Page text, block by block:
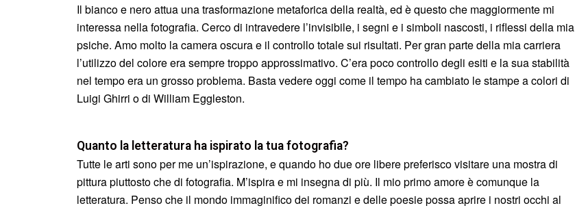
Il bianco e nero attua una trasformazione metaforica della realtà, ed è questo che maggiormente mi
interessa nella fotografia. Cerco di intravedere l’invisibile, i segni e i simboli nascosti, i riflessi della mia
psiche. Amo molto la camera oscura e il controllo totale sui risultati. Per gran parte della mia carriera
l’utilizzo del colore era sempre troppo approssimativo. C’era poco controllo degli esiti e la sua stabilità
nel tempo era un grosso problema. Basta vedere oggi come il tempo ha cambiato le stampe a colori di
Luigi Ghirri o di William Eggleston.
Quanto la letteratura ha ispirato la tua fotografia?
Tutte le arti sono per me un’ispirazione, e quando ho due ore libere preferisco visitare una mostra di
pittura piuttosto che di fotografia. M’ispira e mi insegna di più. Il mio primo amore è comunque la
letteratura. Penso che il mondo immaginifico dei romanzi e delle poesie possa aprire i nostri occhi al